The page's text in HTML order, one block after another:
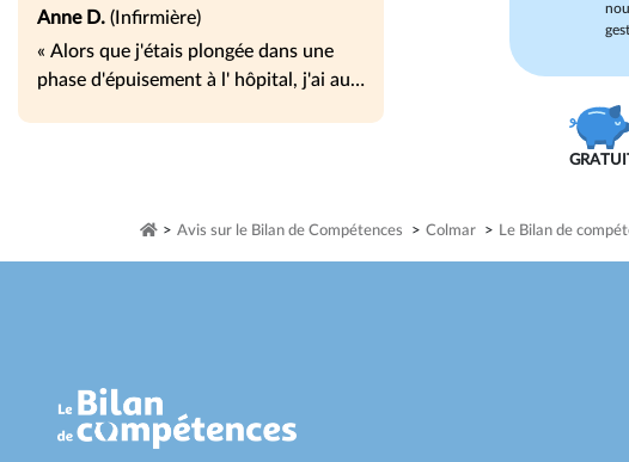
interlocuteurs, à été disponible et à
l'écoute. »
Anne D. (Infirmière)
« Alors que j'étais plongée dans une
phase d'épuisement à l' hôpital, j'ai au
travail. Je suis actuellement ma
> Avis sur le Bilan de Compétences > Colmar > Le Bilan de